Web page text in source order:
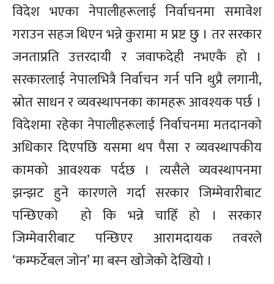
विदेश भएका नेपालीहरूलाई निर्वाचनमा समावेश
गराउन सहज थिएन भन्ने कुरामा म प्रष्ट छु । तर सरकार
जनताप्रति उत्तरदायी र जवाफदेही नभएकै हो ।
सरकारलाई नेपालभित्रै निर्वाचन गर्न पनि थुप्रै लगानी,
स्रोत साधन र व्यवस्थापनका कामहरू आवश्यक पर्छ ।
विदेशमा रहेका नेपालीहरूलाई निर्वाचनमा मतदानको
अधिकार दिएपछि यसमा थप पैसा र व्यवस्थापकीय
कामको आवश्यक पर्दछ । त्यसैले व्यवस्थापनमा
झन्झट हुने कारणले गर्दा सरकार जिम्मेवारीबाट
पन्छिएको हो कि भन्ने चाहिँ हो । सरकार
जिम्मेवारीबाट पन्छिएर आरामदायक तवरले
‘कम्फर्टेबल जोन’ मा बस्न खोजेको देखियो ।